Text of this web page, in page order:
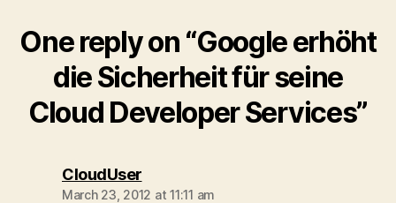
One reply on “Google erhöht
die Sicherheit für seine
Cloud Developer Services”
CloudUsersays:
March 23, 2012 at 11:11 am